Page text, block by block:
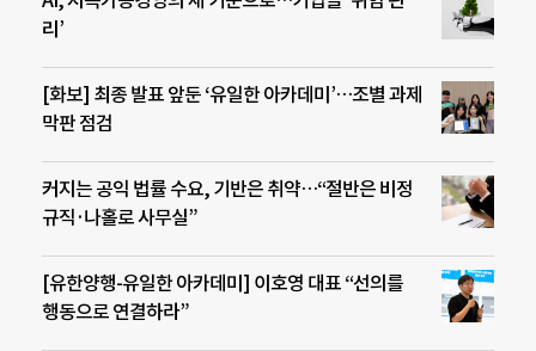
리’
[화보] 최종 발표 앞둔 ‘유일한 아카데미’…조별 과제
막판 점검
커지는 공익 법률 수요, 기반은 취약…“절반은 비정
규직·나홀로 사무실”
[유한양행-유일한 아카데미] 이호영 대표 “선의를
행동으로 연결하라”